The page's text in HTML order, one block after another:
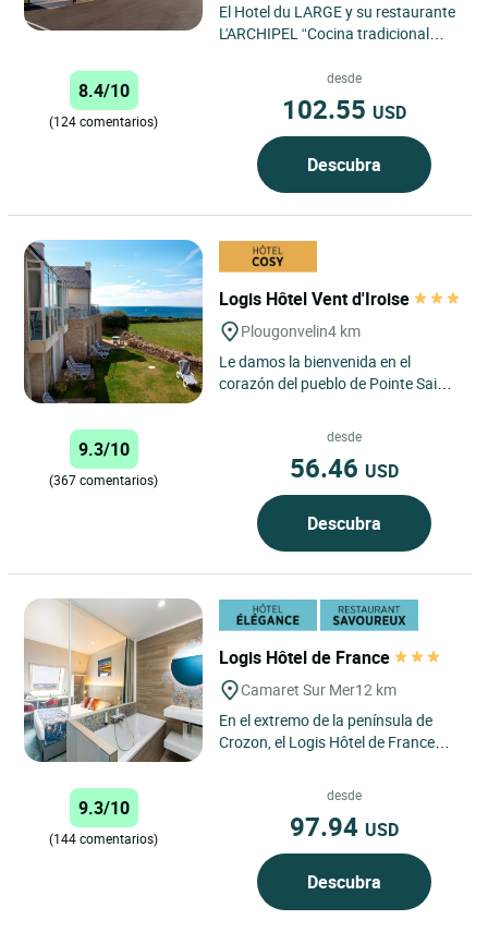
El Hotel du LARGE y su restaurante
L'ARCHIPEL “Cocina tradicional
ubicación ideal,...
8.4/10
(124 comentarios)
desde
102.55 USD
Descubra
Logis Hôtel Vent d'Iroise
Plougonvelin4 km
Le damos la bienvenida en el
corazón del pueblo de Pointe Saint
hotel ofrece habitaciones...
9.3/10
(367 comentarios)
desde
56.46 USD
Descubra
Logis Hôtel de France
Camaret Sur Mer12 km
En el extremo de la península de
Crozon, el Logis Hôtel de France
ofrece el punto de partida...
9.3/10
(144 comentarios)
desde
97.94 USD
Descubra